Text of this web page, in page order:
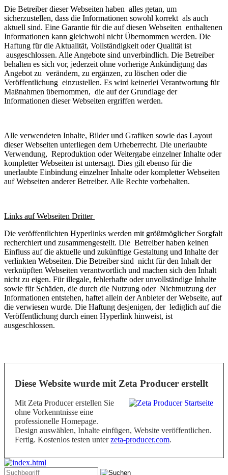
Die Betreiber dieser Webseiten haben alles getan, um
sicherzustellen, dass die Informationen sowohl korrekt als auch
aktuell sind. Eine Garantie für die auf diesen Webseiten enthaltenen
Informationen kann gleichwohl nicht Übernommen werden. Die
Haftung für die Aktualität, Vollständigkeit oder Qualität ist
ausgeschlossen. Alle Angebote sind unverbindlich. Die Betreiber
behalten es sich vor, jederzeit ohne vorherige Ankündigung das
Angebot zu verändern, zu ergänzen, zu löschen oder die
Veröffentlichung einzustellen. Es wird keinerlei Verantwortung für
Maßnahmen übernommen, die auf der Grundlage der
Informationen dieser Webseiten ergriffen werden.
Alle verwendeten Inhalte, Bilder und Grafiken sowie das Layout
dieser Webseiten unterliegen dem Urheberrecht. Die unerlaubte
Verwendung, Reproduktion oder Weitergabe einzelner Inhalte oder
kompletter Webseiten ist untersagt. Dies gilt ebenso für die
unerlaubte Einbindung einzelner Inhalte oder kompletter Webseiten
auf Webseiten anderer Betreiber. Alle Rechte vorbehalten.
Links auf Webseiten Dritter
Die veröffentlichten Hyperlinks werden mit größtmöglicher Sorgfalt
recherchiert und zusammengestellt. Die Betreiber haben keinen
Einfluss auf die aktuelle und zukünftige Gestaltung und Inhalte der
verlinkten Webseiten. Die Betreiber sind nicht für den Inhalt der
verknüpften Webseiten verantwortlich und machen sich den Inhalt
nicht zu eigen. Für illegale, fehlerhafte oder unvollständige Inhalte
sowie für Schäden, die durch die Nutzung oder Nichtnutzung der
Informationen entstehen, haftet allein der Anbieter der Webseite, auf
die verwiesen wurde. Die Haftung desjenigen, der lediglich auf die
Veröffentlichung durch einen Hyperlink hinweist, ist
ausgeschlossen.
Diese Website wurde mit Zeta Producer erstellt
Mit Zeta Producer erstellen Sie
ohne Vorkenntnisse eine
professionelle Homepage.
Design auswählen, Inhalte einfügen, Website veröffentlichen.
Fertig. Kostenlos testen unterzeta-producer.com.